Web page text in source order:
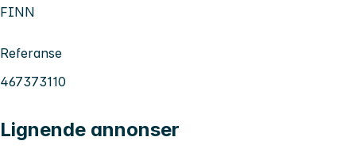
FINN
Referanse
467373110
Lignende annonser